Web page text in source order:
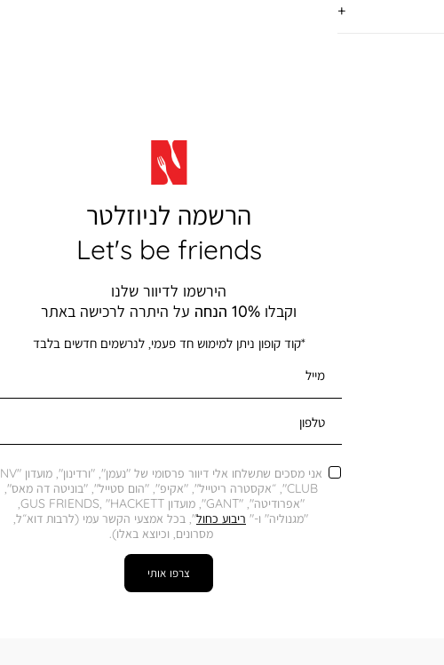
הרשמה לניוזלטר
Let's be friends
הירשמו לדיוור שלנו
וקבלו 10% הנחה על היתרה לרכישה באתר
*קוד קופון ניתן למימוש חד פעמי, לנרשמים חדשים בלבד
מייל
טלפון
אני מסכים שתשלחו אלי דיוור פרסומי של "נעמן", "ורדינון", מועדון "NV
CLUB", ״אקסטרה ריטייל", "אקיפ", "הום סטייל", "בוניטה דה מאס",
"מגנוליה" ו-" ריבוע כחול", בכל אמצעי הקשר עמי (לרבות דוא״ל,
מסרונים, וכיוצא באלו).
צרפו אותי